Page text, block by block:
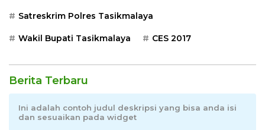
Satreskrim Polres Tasikmalaya
Wakil Bupati Tasikmalaya CES 2017
Berita Terbaru
Ini adalah contoh judul deskripsi yang bisa anda isi
dan sesuaikan pada widget